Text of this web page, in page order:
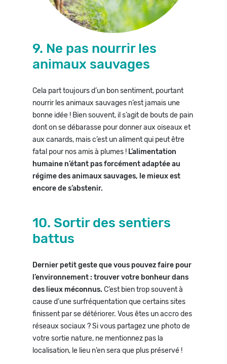
9. Ne pas nourrir les
animaux sauvages
Cela part toujours d’un bon sentiment, pourtant
nourrir les animaux sauvages n’est jamais une
bonne idée ! Bien souvent, il s’agit de bouts de pain
dont on se débarasse pour donner aux oiseaux et
aux canards, mais c’est un aliment qui peut être
fatal pour nos amis à plumes ! L’alimentation
humaine n’étant pas forcément adaptée au
régime des animaux sauvages, le mieux est
encore de s’abstenir.
10. Sortir des sentiers
battus
Dernier petit geste que vous pouvez faire pour
l’environnement : trouver votre bonheur dans
des lieux méconnus. C’est bien trop souvent à
cause d’une surfréquentation que certains sites
finissent par se détériorer. Vous êtes un accro des
réseaux sociaux ? Si vous partagez une photo de
votre sortie nature, ne mentionnez pas la
localisation, le lieu n’en sera que plus préservé !